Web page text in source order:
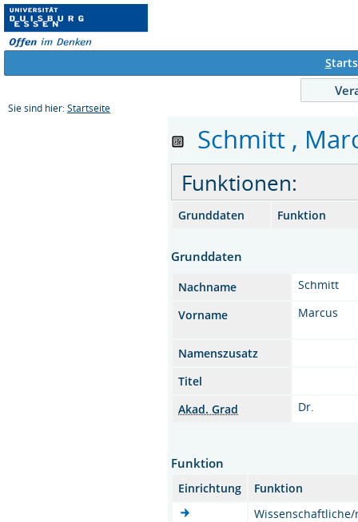
S
Sie sind hier: Startseite
Schmitt ,
Funktionen:
Grunddaten Funktion
Grunddaten
Nachname
Schmitt
Vorname
Marcus
Namenszusatz
Titel
Akad. Grad
Dr.
Funktion
Einrichtung
Funktion